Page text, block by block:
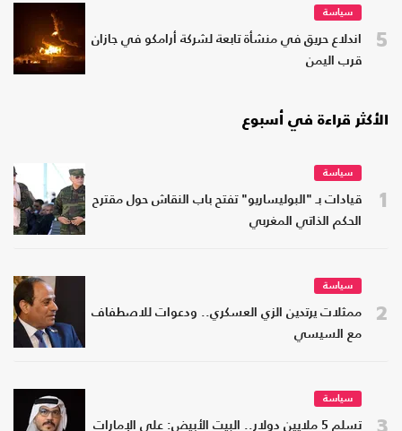
5
سياسة
اندلاع حريق في منشأة تابعة لشركة أرامكو في جازان
قرب اليمن
الأكثر قراءة في أسبوع
1
سياسة
قيادات بـ "البوليساريو" تفتح باب النقاش حول مقترح
الحكم الذاتي المغربي
2
سياسة
ممثلات يرتدين الزي العسكري.. ودعوات للاصطفاف
مع السيسي
3
سياسة
تسلم 5 ملايين دولار.. البيت الأبيض: على الإمارات